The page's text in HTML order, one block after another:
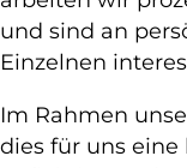
und sind an
Einzelnen
Im Rahmen
dies für uns